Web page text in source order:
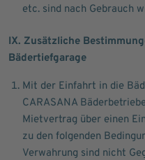
etc. sind nach Gebrauch
IX. Zusätzliche
Bädertiefgarage
Mit der Einfahrt in die
CARASANA
Mietvertrag über einen
zu den folgenden
Verwahrung sind nicht